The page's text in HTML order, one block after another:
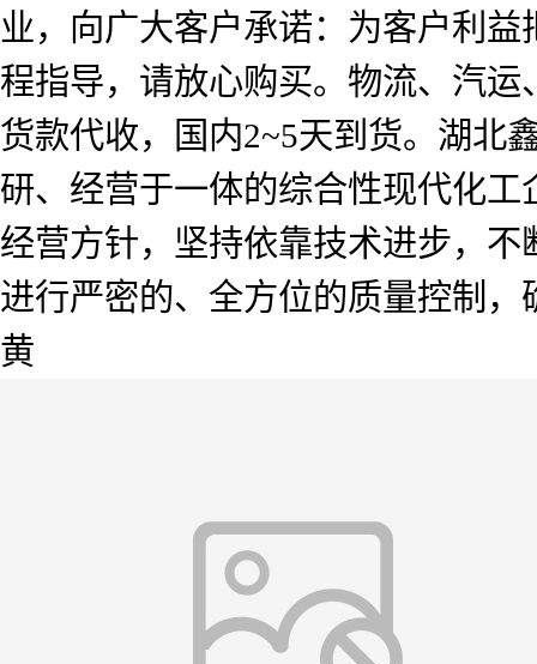
业，向广大客户承诺：为客户利
程指导，请放心购买。物流、汽
货款代收，国内2~5天到货。湖北
研、经营于一体的综合性现代化
经营方针，坚持依靠技术进步，
进行严密的、全方位的质量控制
黄